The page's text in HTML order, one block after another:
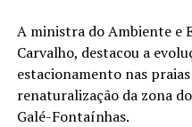
A ministra do Ambiente e
Carvalho, destacou a
estacionamento nas
renaturalização da zona
Galé-Fontaínhas.